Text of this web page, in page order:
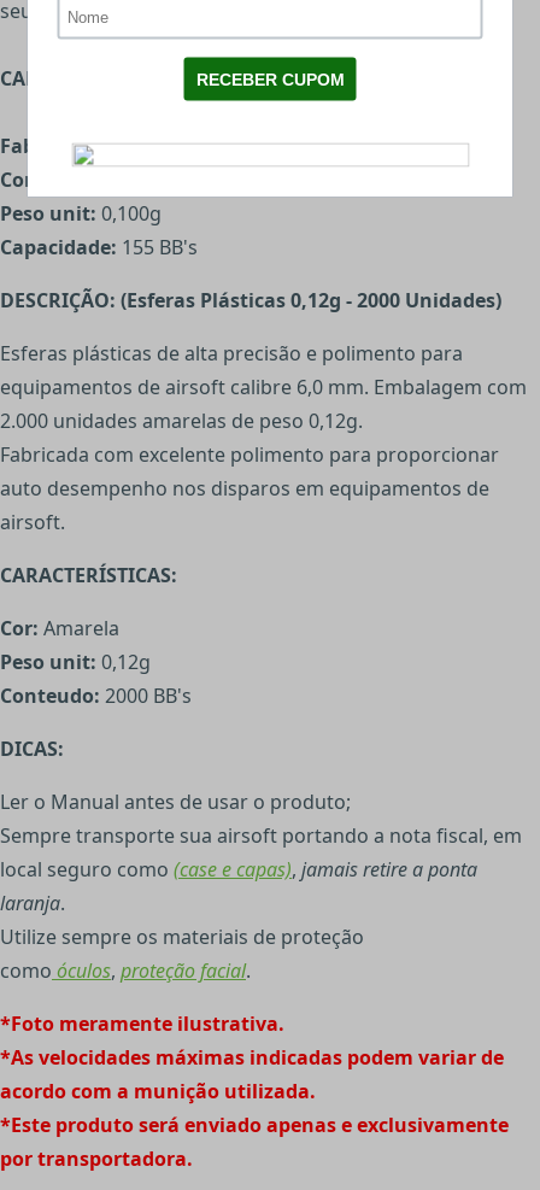
seu magazine.
CARACTERÍSTICAS:
Fabricante:Target
Cor:
Peso unit: 0,100g
Capacidade: 155 BB's
DESCRIÇÃO: (Esferas Plásticas 0,12g - 2000 Unidades)
Esferas plásticas de alta precisão e polimento para
equipamentos de airsoft calibre 6,0 mm. Embalagem com
2.000 unidades amarelas de peso 0,12g.
Fabricada com excelente polimento para proporcionar
auto desempenho nos disparos em equipamentos de
airsoft.
CARACTERÍSTICAS:
Cor: Amarela
Peso unit: 0,12g
Conteudo: 2000 BB's
DICAS:
Ler o Manual antes de usar o produto;
Sempre transporte sua airsoft portando a nota fiscal, em
local seguro como (case e capas), jamais retire a ponta
laranja.
Utilize sempre os materiais de proteção
como óculos, proteção facial.
*Foto meramente ilustrativa.
*As velocidades máximas indicadas podem variar de
acordo com a munição utilizada.
*Este produto será enviado apenas e exclusivamente
por transportadora.